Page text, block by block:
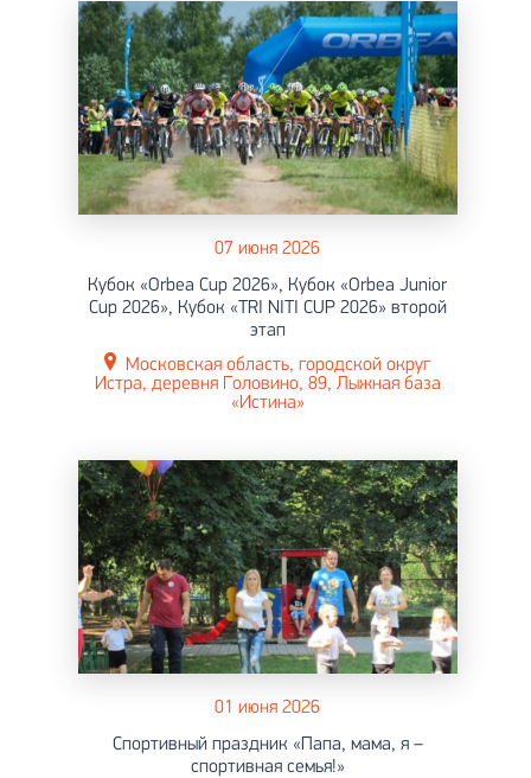
07 июня 2026
Кубок «Orbea Cup 2026», Кубок «Orbea Junior
Cup 2026», Кубок «TRI NITI CUP 2026» второй
этап
Московская область, городской округ
Истра, деревня Головино, 89, Лыжная база
«Истина»
01 июня 2026
Спортивный праздник «Папа, мама, я –
спортивная семья!»